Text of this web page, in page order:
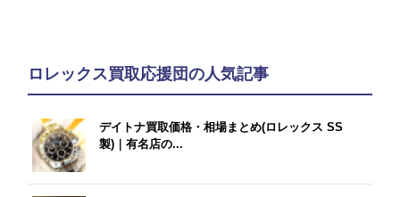
ロレックス買取応援団の人気記事
デイトナ買取価格・相場まとめ(ロレックス SS
製)｜有名店の...